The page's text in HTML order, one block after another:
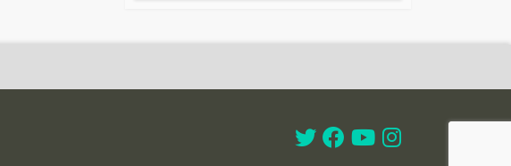
TwitterFacebook
YoutubeInstagram